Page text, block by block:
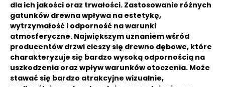
dla ich jakości oraz trwałości. Zastosowanie różnych
gatunków drewna wpływa na estetykę,
wytrzymałość i odporność na warunki
atmosferyczne. Największym uznaniem wśród
producentów drzwi cieszy się drewno dębowe, które
charakteryzuje się bardzo wysoką odpornością na
uszkodzenia oraz wpływ warunków otoczenia. Może
stawać się bardzo atrakcyjne wizualnie,